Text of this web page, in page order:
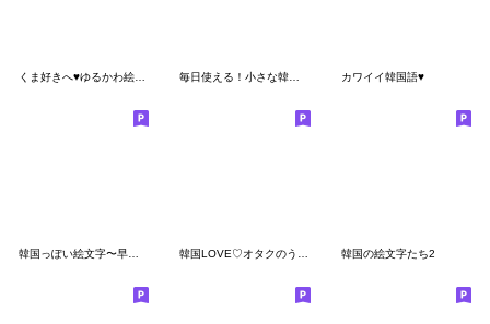
くま好きへ♥ゆるかわ絵文字♥ 毎日使える！小さな韓国語スタンプ４ カワイイ韓国語♥
韓国の絵文字たち2